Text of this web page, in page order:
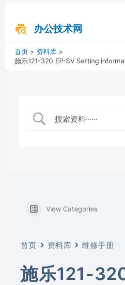
办公技术网
首页
资料库
施乐121-320 EP-SV Setting
View Categories
首页 资料库 维修手册
施乐121-